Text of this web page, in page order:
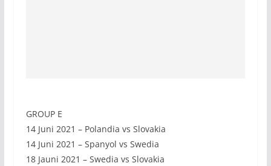
GROUP E
14 Juni 2021 – Polandia vs Slovakia
14 Juni 2021 – Spanyol vs Swedia
18 Jauni 2021 – Swedia vs Slovakia